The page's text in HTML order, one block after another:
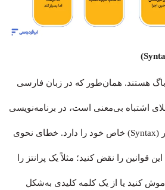
باگ هستند. همان‌طور که در زبان فارسی
اشتباه بی‌معنی است، در برنامه‌نویسی
هم هر زبان قوانین و گرامر (Syntax) خاص خود را دارد. خطای نحوی
را نقض کنید؛ مثلاً یک پرانتز را
کنید یا از یک کلمه کلیدی به‌شکل